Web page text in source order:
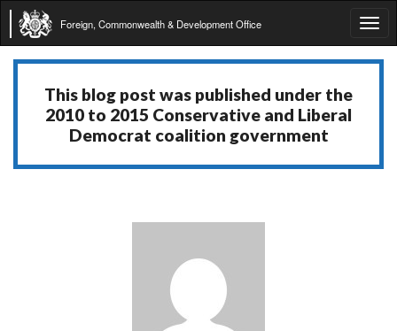
Foreign, Commonwealth & Development Office
This blog post was published under the
2010 to 2015 Conservative and Liberal
Democrat coalition government